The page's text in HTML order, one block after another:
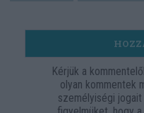
Kérjük a
olyan kommentek
személyiségi